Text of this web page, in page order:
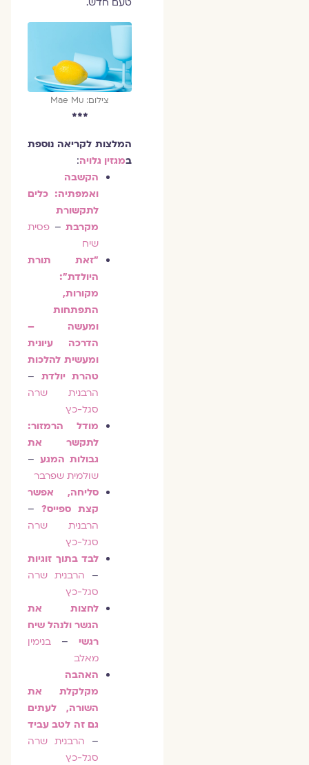
צילום: Mae Mu
***
המלצות לקריאה נוספת
מגזין גלויה:
הקשבה
ואמפתיה: כלים
לתקשורת
מקרבת–פסית
שיח
"זאת תורת
היולדת":
מקורות,
התפתחות
ומעשה –
הדרכה עיונית
ומעשית להלכות
טהרת יולדת–
הרבנית שרה
סגל-כץ
מודל הרמזור:
לתקשר את
גבולות המגע–
שולמית שפרבר
סליחה, אפשר
קצת ספייס?–
הרבנית שרה
סגל-כץ
לבד בתוך זוגיות
– הרבנית שרה
סגל-כץ
לחצות את
הגשר ולנהל שיח
רגשי–
בנימין
מאלב
האהבה
מקלקלת את
השורה, לעתים
גם זה לטב עביד
– הרבנית שרה
סגל-כץ